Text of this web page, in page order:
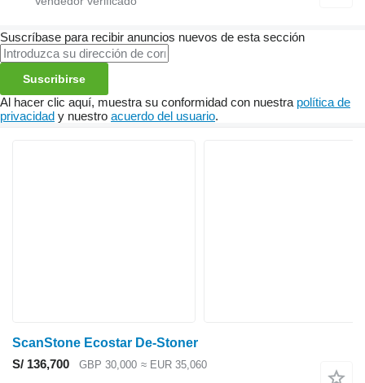
Suscríbase para recibir anuncios nuevos de esta sección
Suscribirse
Al hacer clic aquí, muestra su conformidad con nuestra política de
privacidad y nuestro acuerdo del usuario.
ScanStone Ecostar De-Stoner
S/ 136,700
GBP 30,000 ≈ EUR 35,060